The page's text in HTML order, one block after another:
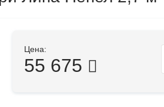
Цена:
55 675